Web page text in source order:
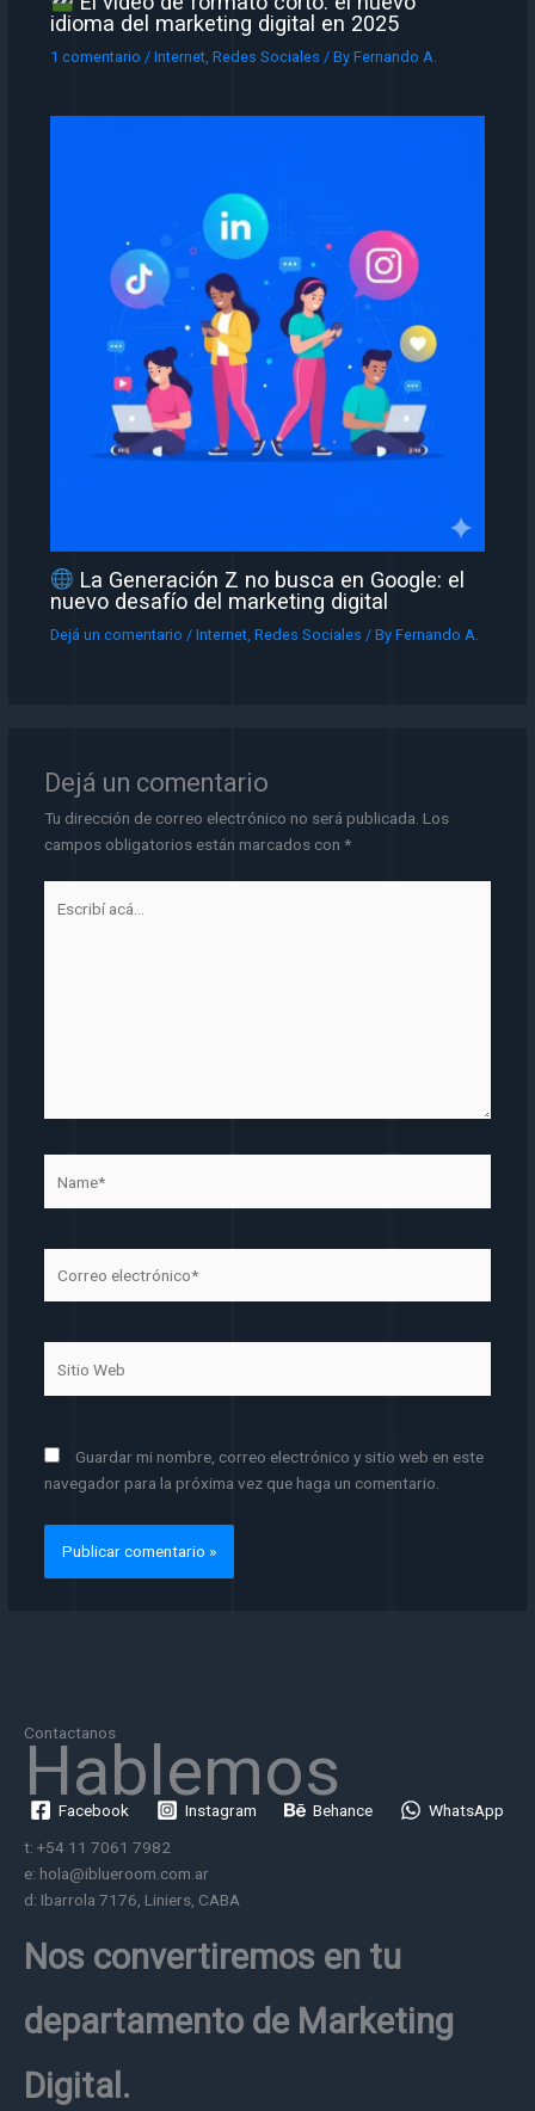
idioma del marketing digital en 2025
1 comentario / Internet, Redes Sociales / By Fernando A.
La Generación Z no busca en Google: el
nuevo desafío del marketing digital
Dejá un comentario / Internet, Redes Sociales / By Fernando A.
Dejá un comentario
Tu dirección de correo electrónico no será publicada. Los
campos obligatorios están marcados con *
acá...
electrónico*
Web
Guardar mi nombre, correo electrónico y sitio web en este
navegador para la próxima vez que haga un comentario.
Contactanos
Hablemos
Facebook Instagram Behance
WhatsApp
t: +54 11 7061 7982
e: hola@iblueroom.com.ar
d: Ibarrola 7176, Liniers, CABA
Nos convertiremos en tu
departamento de Marketing
Digital.